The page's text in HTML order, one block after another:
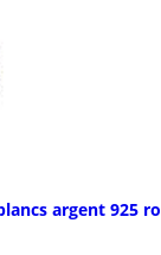
argent 925